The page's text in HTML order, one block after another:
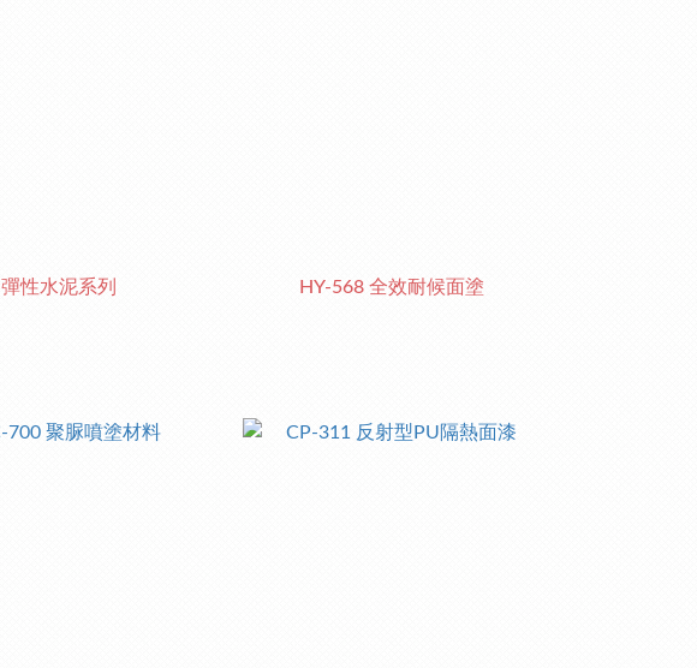
彈性水泥系列 HY-568 全效耐候面塗